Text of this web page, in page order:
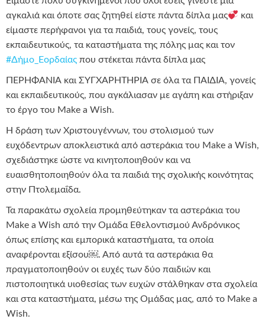
αγκαλιά και όποτε σας ζητηθεί είστε πάντα δίπλα μας
και
είμαστε περήφανοι για τα παιδιά, τους γονείς, τους
εκπαιδευτικούς, τα καταστήματα της πόλης μας και τον
#Δήμο_Εορδαίας που στέκεται πάντα δίπλα μας
ΠΕΡΗΦΑΝΙΑ και ΣΥΓΧΑΡΗΤΗΡΙΑ σε όλα τα ΠΑΙΔΙΑ, γονείς
και εκπαιδευτικούς, που αγκάλιασαν με αγάπη και στήριξαν
το έργο του Make a Wish.
Η δράση των Χριστουγέννων, του στολισμού των
ευχόδεντρων αποκλειστικά από αστεράκια του Make a Wish,
σχεδιάστηκε ώστε να κινητοποιηθούν και να
ευαισθητοποιηθούν όλα τα παιδιά της σχολικής κοινότητας
στην Πτολεμαΐδα.
Τα παρακάτω σχολεία προμηθεύτηκαν τα αστεράκια του
Make a Wish από την Ομάδα Εθελοντισμού Ανδρόνικος
όπως επίσης και εμπορικά καταστήματα, τα οποία
αναφέρονται εξίσου￼. Από αυτά τα αστεράκια θα
πραγματοποιηθούν οι ευχές των δύο παιδιών και
πιστοποιητικά υιοθεσίας των ευχών στάλθηκαν στα σχολεία
και στα καταστήματα, μέσω της Ομάδας μας, από το Make a
Wish.